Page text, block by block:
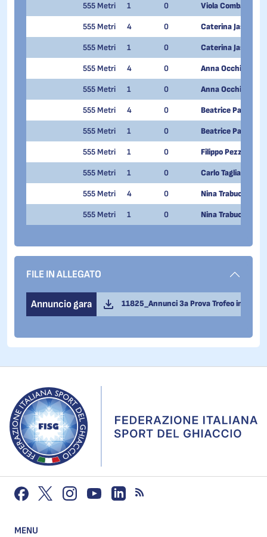
555 Metri 1 0 Viola Comba
555 Metri 4 0 Caterina Jasmijn
555 Metri 1 0 Caterina Jasmijn
555 Metri 4 0 Anna Occhi
555 Metri 1 0 Anna Occhi
555 Metri 4 0 Beatrice Paglia
555 Metri 1 0 Beatrice Paglia
555 Metri 1 0 Filippo Pezzoni
555 Metri 1 0 Carlo Tagliabue
555 Metri 4 0 Nina Trabucchi
555 Metri 1 0 Nina Trabucchi
FILE IN ALLEGATO
Annuncio gara 11825_Annunci 3a Prova Trofeo
MENU